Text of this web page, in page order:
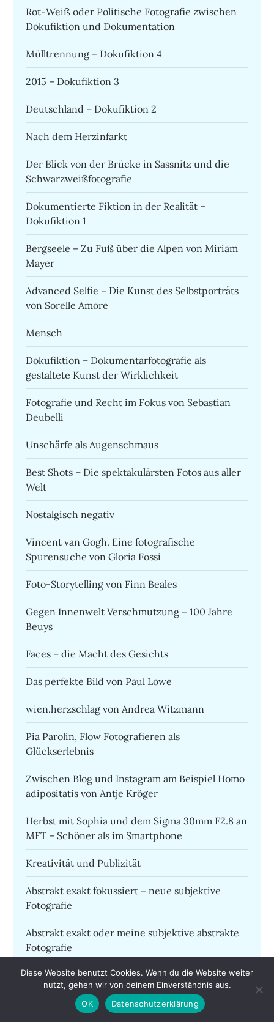
Rot-Weiß oder Politische Fotografie zwischen
Dokufiktion und Dokumentation
Mülltrennung – Dokufiktion 4
2015 – Dokufiktion 3
Deutschland – Dokufiktion 2
Nach dem Herzinfarkt
Der Blick von der Brücke in Sassnitz und die
Schwarzweißfotografie
Dokumentierte Fiktion in der Realität –
Dokufiktion 1
Bergseele – Zu Fuß über die Alpen von Miriam
Mayer
Advanced Selfie – Die Kunst des Selbstporträts
von Sorelle Amore
Mensch
Dokufiktion – Dokumentarfotografie als
gestaltete Kunst der Wirklichkeit
Fotografie und Recht im Fokus von Sebastian
Deubelli
Unschärfe als Augenschmaus
Best Shots – Die spektakulärsten Fotos aus aller
Welt
Nostalgisch negativ
Vincent van Gogh. Eine fotografische
Spurensuche von Gloria Fossi
Foto-Storytelling von Finn Beales
Gegen Innenwelt Verschmutzung – 100 Jahre
Beuys
Faces – die Macht des Gesichts
Das perfekte Bild von Paul Lowe
wien.herzschlag von Andrea Witzmann
Pia Parolin, Flow Fotografieren als
Glückserlebnis
Zwischen Blog und Instagram am Beispiel Homo
adipositatis von Antje Kröger
Herbst mit Sophia und dem Sigma 30mm F2.8 an
MFT – Schöner als im Smartphone
Kreativität und Publizität
Abstrakt exakt fokussiert – neue subjektive
Fotografie
Abstrakt exakt oder meine subjektive abstrakte
Fotografie
Sony holt Lumix ab
Die Frau in blau
Diese Website benutzt Cookies. Wenn du die Website weiter
nutzt, gehen wir von deinem Einverständnis aus.
OK
Datenschutzerklärung